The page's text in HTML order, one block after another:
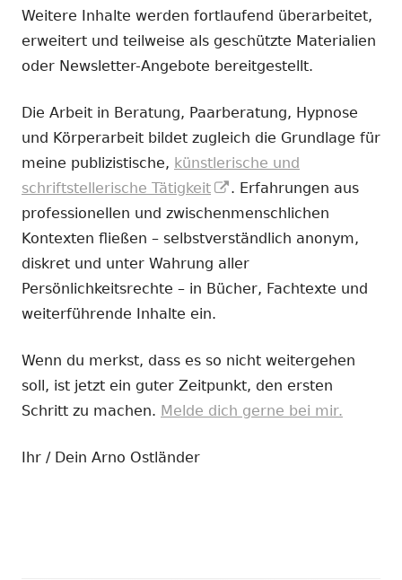
Weitere Inhalte werden fortlaufend überarbeitet,
erweitert und teilweise als geschützte Materialien
oder Newsletter-Angebote bereitgestellt.
Die Arbeit in Beratung, Paarberatung, Hypnose
und Körperarbeit bildet zugleich die Grundlage für
meine publizistische, künstlerische und
schriftstellerische Tätigkeit
In
neuem
Fenster
öffnen
. Erfahrungen aus
professionellen und zwischenmenschlichen
Kontexten fließen – selbstverständlich anonym,
diskret und unter Wahrung aller
Persönlichkeitsrechte – in Bücher, Fachtexte und
weiterführende Inhalte ein.
Wenn du merkst, dass es so nicht weitergehen
soll, ist jetzt ein guter Zeitpunkt, den ersten
Schritt zu machen. Melde dich gerne bei mir.
Ihr / Dein Arno Ostländer